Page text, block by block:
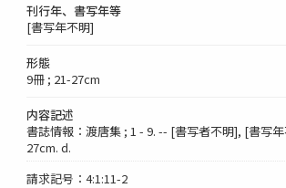
刊行年、書写年等
[書写年不明]
形態
9冊 ; 21-27cm
内容記述
書誌情報：渡唐集 ; 1 - 9. -- [書写者不明], [書写
27cm. d.
請求記号：4:1:11-2